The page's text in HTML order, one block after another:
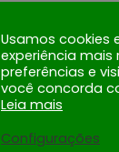
Usamos cookies
experiência mais
preferências e
você concorda
Leia mais
Configurações